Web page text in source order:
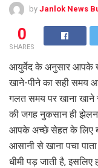
by Janlok News
0
SHARES
आयुर्वेद के अनुसार आपके
खाने-पीने का सही समय
गलत समय पर खाना खाने
की जगह नुकसान ही
आपके अच्छे सेहत के लिए
आसानी से खाना पचा
धीमी पड़ जाती है, इसलिए